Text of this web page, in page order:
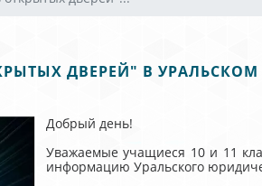
ДВЕРЕЙ" В
Добрый день!
Уважаемые учащиеся 10 и 11
информацию Уральского